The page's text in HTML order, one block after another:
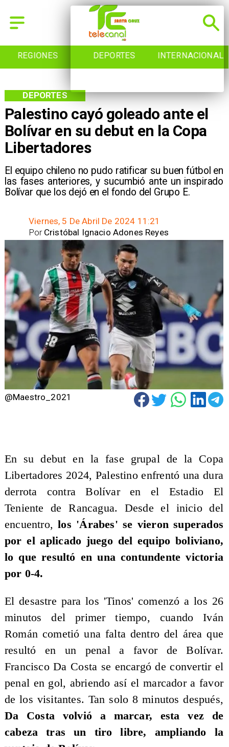
REGIONES DEPORTES INTERNACIONAL
Palestino cayó goleado ante el
Bolívar en su debut en la Copa
Libertadores
​El equipo chileno no pudo ratificar su buen fútbol en
las fases anteriores, y sucumbió ante un inspirado
Bolívar que los dejó en el fondo del Grupo E.
DEPORTES
Viernes, 5 De Abril De 2024 11:21
Cristóbal Ignacio Adones Reyes
Por
@Maestro_2021
​En su debut en la fase grupal de la Copa
Libertadores 2024, Palestino enfrentó una dura
derrota contra Bolívar en el Estadio El
Teniente de Rancagua. Desde el inicio del
encuentro,los 'Árabes' se vieron superados
por el aplicado juego del equipo boliviano,
lo que resultó en una contundente victoria
por 0-4.
El desastre para los 'Tinos' comenzó a los 26
minutos del primer tiempo, cuando Iván
Román cometió una falta dentro del área que
resultó en un penal a favor de Bolívar.
Francisco Da Costa se encargó de convertir el
penal en gol, abriendo así el marcador a favor
de los visitantes. Tan solo 8 minutos después,
Da Costa volvió a marcar, esta vez de
cabeza tras un tiro libre, ampliando la